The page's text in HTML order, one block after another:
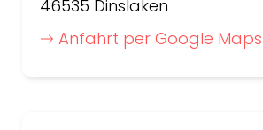
46535 Dinslaken
Anfahrt per Google Maps